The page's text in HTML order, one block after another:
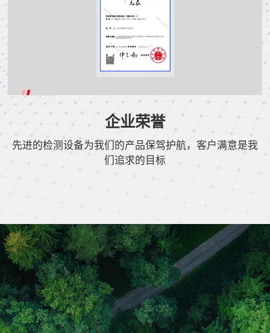
企业荣誉
先进的检测设备为我们的产品保驾护航，客户满意是我
们追求的目标